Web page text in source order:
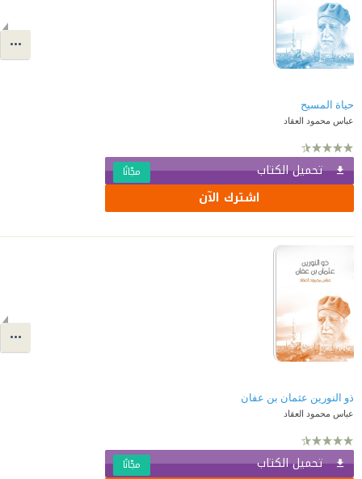
حياة المسيح
عباس محمود العقاد
تحميل الكتاب مجّانًا
اشترك الآن
ذو النورين عثمان بن عفان
عباس محمود العقاد
تحميل الكتاب مجّانًا